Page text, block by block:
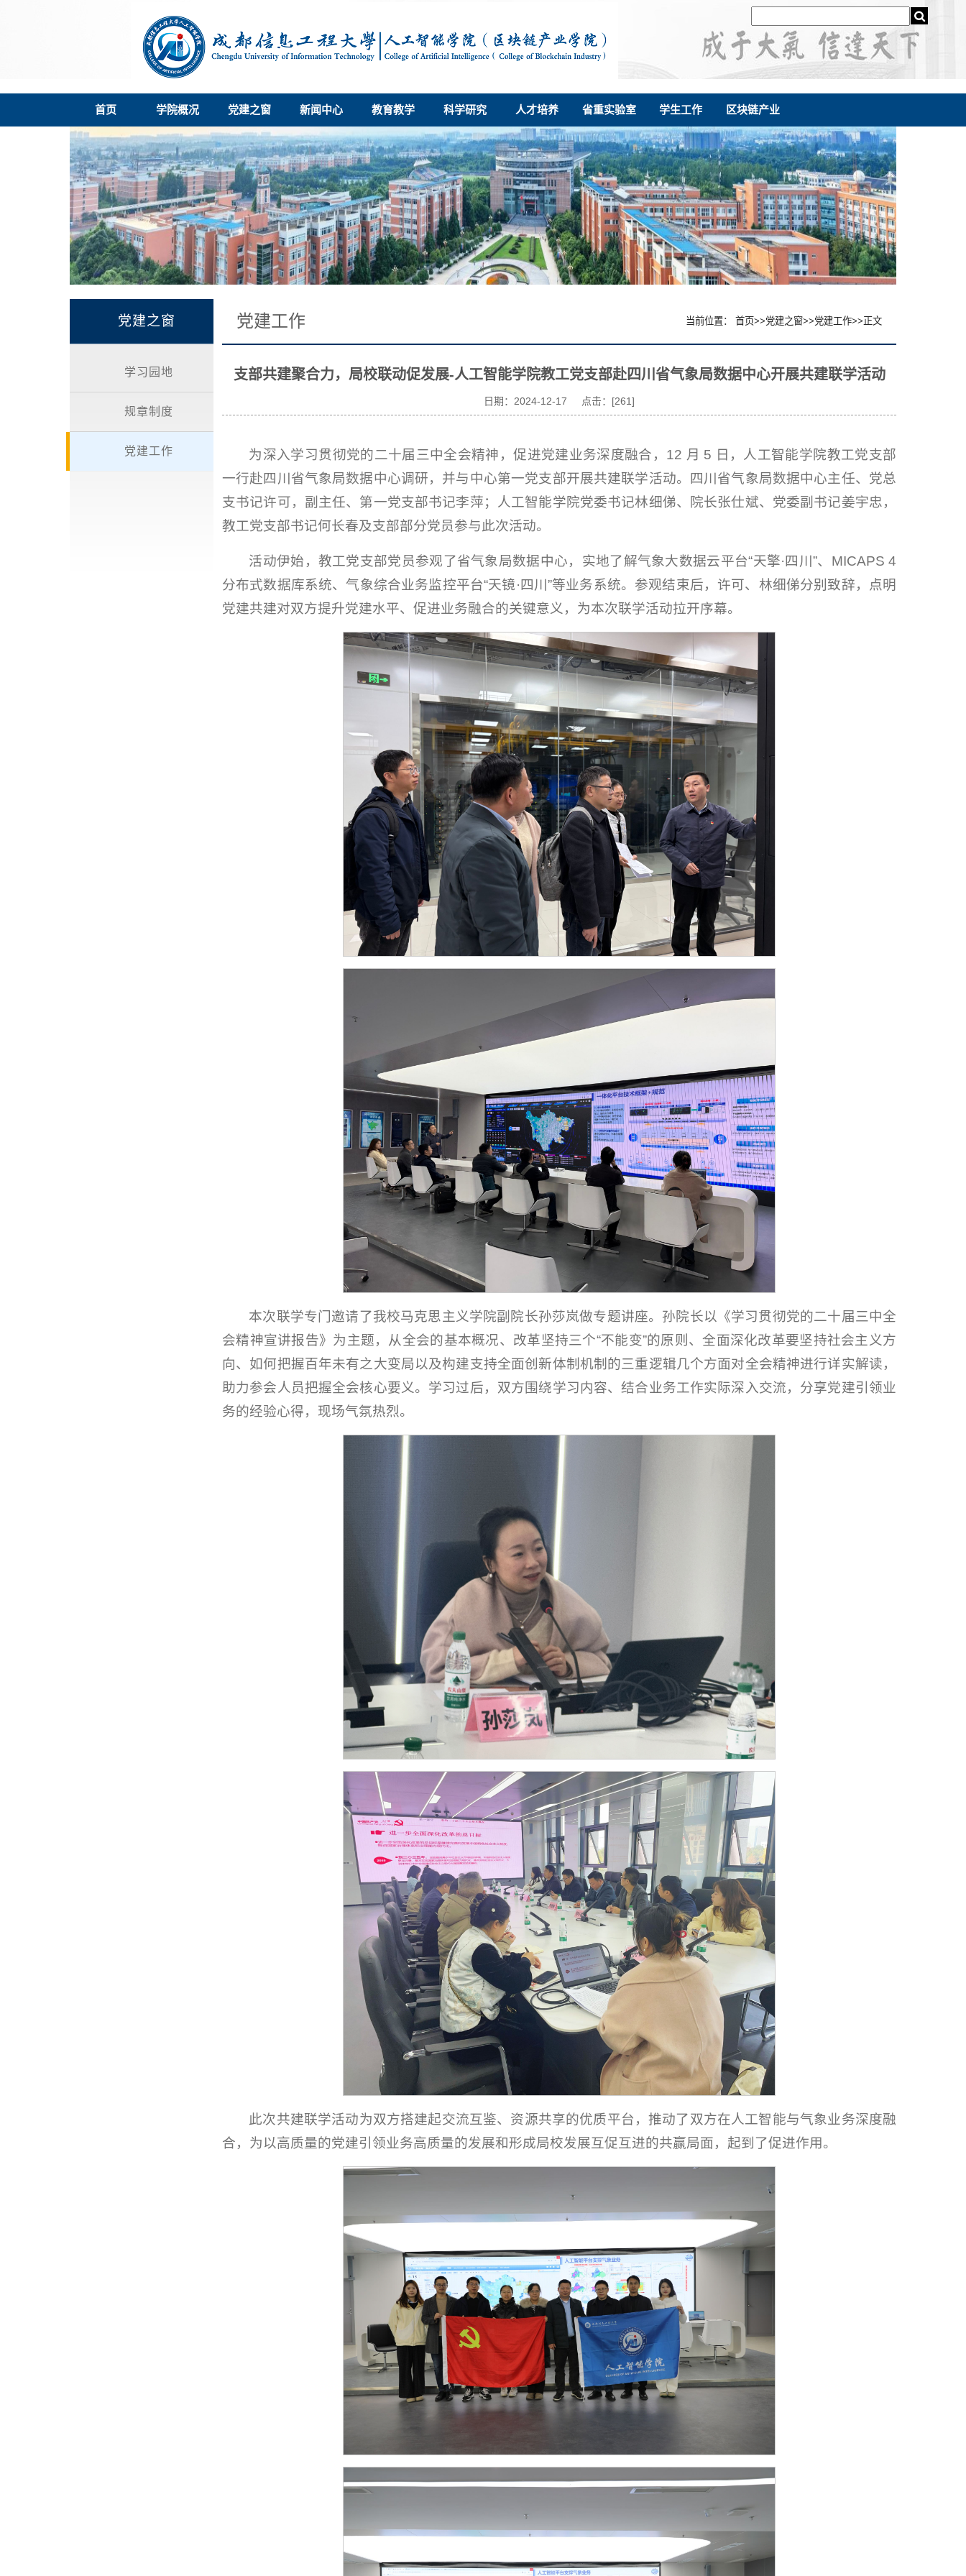
首页 学院概况 党建之窗 新闻中心 教育教学 科学研究 人才培养 省重实验室 学生工作 区块链产业
党建之窗
学习园地
规章制度
党建工作
党建工作 当前位置： 首页>>党建之窗>>党建工作>> 正文
支部共建聚合力，局校联动促发展-人工智能学院教工党支部赴四川省气象局数据中心开展共建联学活动
日期：2024-12-17 点击：[261]
为深入学习贯彻党的二十届三中全会精神，促进党建业务深度融合，12 月 5 日，人工智能学院教工党支部
一行赴四川省气象局数据中心调研，并与中心第一党支部开展共建联学活动。四川省气象局数据中心主任、党总
支书记许可，副主任、第一党支部书记李萍；人工智能学院党委书记林细俤、院长张仕斌、党委副书记姜宇忠，
教工党支部书记何长春及支部部分党员参与此次活动。
活动伊始，教工党支部党员参观了省气象局数据中心，实地了解气象大数据云平台“天擎·四川”、MICAPS 4
分布式数据库系统、气象综合业务监控平台“天镜·四川”等业务系统。参观结束后，许可、林细俤分别致辞，点明
党建共建对双方提升党建水平、促进业务融合的关键意义，为本次联学活动拉开序幕。
本次联学专门邀请了我校马克思主义学院副院长孙莎岚做专题讲座。孙院长以《学习贯彻党的二十届三中全
会精神宣讲报告》为主题，从全会的基本概况、改革坚持三个“不能变”的原则、全面深化改革要坚持社会主义方
向、如何把握百年未有之大变局以及构建支持全面创新体制机制的三重逻辑几个方面对全会精神进行详实解读，
助力参会人员把握全会核心要义。学习过后，双方围绕学习内容、结合业务工作实际深入交流，分享党建引领业
务的经验心得，现场气氛热烈。
此次共建联学活动为双方搭建起交流互鉴、资源共享的优质平台，推动了双方在人工智能与气象业务深度融
合，为以高质量的党建引领业务高质量的发展和形成局校发展互促互进的共赢局面，起到了促进作用。